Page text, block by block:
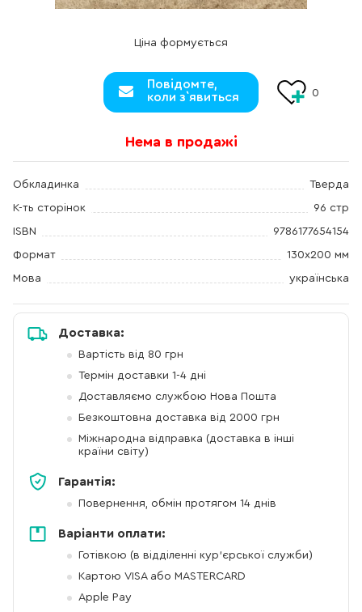
Ціна формується
Повідомте,
коли з`явиться
0
Нема в продажі
Обкладинка Тверда
К-ть сторінок 96 стр
ISBN 9786177654154
Формат 130х200 мм
Мова українська
Доставка:
Вартість від 80 грн
Термін доставки 1-4 дні
Доставляємо службою Нова Пошта
Безкоштовна доставка від 2000 грн
Міжнародна відправка (доставка в інші
країни світу)
Гарантія:
Повернення, обмін протягом 14 днів
Варіанти оплати:
Готівкою (в відділенні кур'єрської служби)
Картою VISA або MASTERCARD
Apple Pay